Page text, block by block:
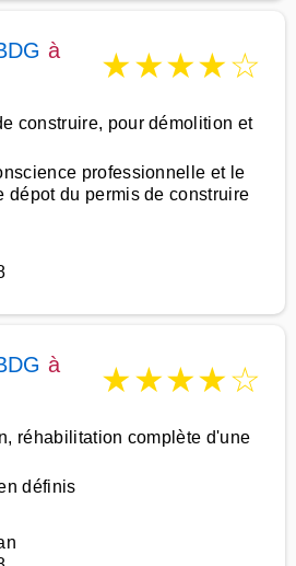
à
★★★★☆
construire, pour démolition et
professionnelle et le
dépot du permis de construire
à
★★★★☆
réhabilitation complète d'une
définis